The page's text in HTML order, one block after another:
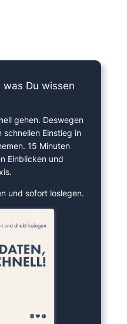
was Du wissen
gehen. Deswegen
Einstieg in
15 Minuten
Einblicken und
und sofort loslegen.